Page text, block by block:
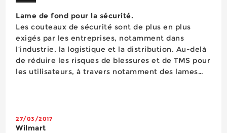
Lame de fond pour la sécurité.
Les couteaux de sécurité sont de plus en plus
exigés par les entreprises, notamment dans
l’industrie, la logistique et la distribution. Au-delà
de réduire les risques de blessures et de TMS pour
les utilisateurs, à travers notamment des lames
27/03/2017
Wilmart